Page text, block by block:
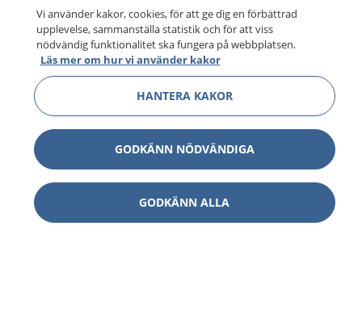
Vi använder kakor, cookies, för att ge dig en förbättrad
upplevelse, sammanställa statistik och för att viss
nödvändig funktionalitet ska fungera på webbplatsen.
Läs mer om hur vi använder kakor
HANTERA KAKOR
GODKÄNN NÖDVÄNDIGA
GODKÄNN ALLA